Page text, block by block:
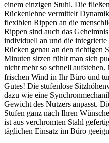
einem einzigen Stuhl. Die
Rückenlehne vermittelt
flexiblen Rippen an die
Rippen sind auch das
individuell an und die integrierte
Rücken genau an den richtigen
Minuten sitzen fühlt man sich
nicht mehr so schnell
frischen Wind in Ihr Büro und
Gutes! Die stufenlose
dazu wie eine
Gewicht des Nutzers anpasst.
Stufen ganz nach Ihren
ist aus verchromten Stahl
täglichen Einsatz im Büro